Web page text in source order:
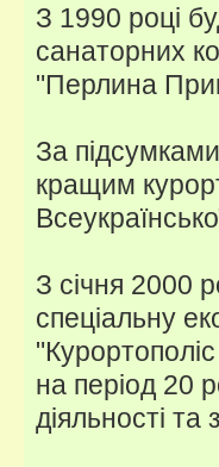
З 1990 році
санаторних
"Перлина
За
кращим
З січня 2000
спеціальну
на період 20
діяльності